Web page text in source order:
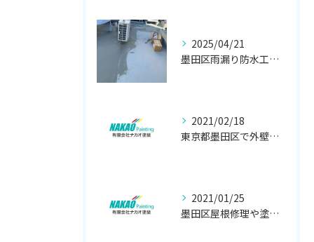
2025/04/21
墨田区雨漏り防水工事はナカオ塗装まで！！
2021/02/18
東京都墨田区で外壁塗り替え工事なら(有)ナカオ塗装にお任せ
2021/01/25
墨田区屋根修理や塗装工事は、【人気のナカオ塗装へ！】